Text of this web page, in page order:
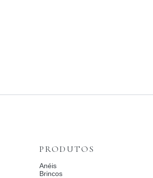
PRODUTOS
Anéis
Brincos